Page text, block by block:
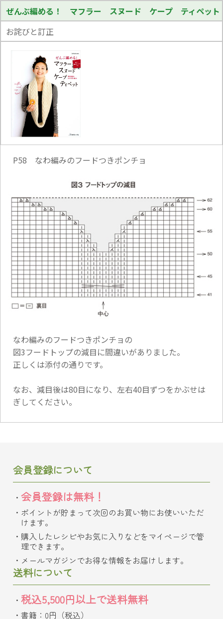
ぜんぶ編める！ マフラー スヌード ケープ ティペット
お詫びと訂正
P58 なわ編みのフードつきポンチョ
なわ編みのフードつきポンチョの
図3フードトップの減目に間違いがありました。
正しくは添付の通りです。
なお、減目後は80目になり、左右40目ずつをかぶせは
ぎしてください。
会員登録について
会員登録は無料！
ポイントが貯まって次回のお買い物にお使いいただ
けます。
購入したレシピやお気に入りなどをマイページで管
理できます。
メールマガジンでお得な情報をお届けします。
送料について
税込5,500円以上で送料無料
書籍：0円（税込）